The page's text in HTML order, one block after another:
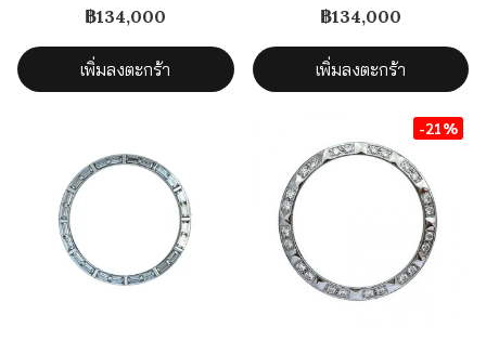
฿134,000
เพิ่มลงตะกร้า
฿134,000
เพิ่มลงตะกร้า
-21%